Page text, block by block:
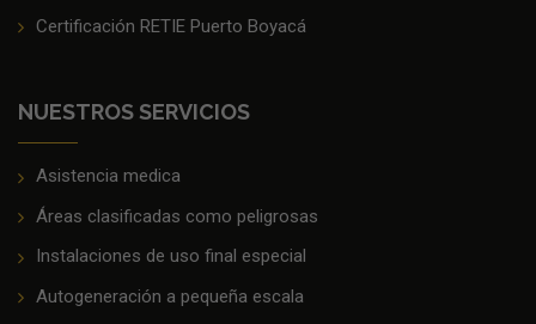
Certificación RETIE Puerto Boyacá
NUESTROS SERVICIOS
Asistencia medica
Áreas clasificadas como peligrosas
Instalaciones de uso final especial
Autogeneración a pequeña escala